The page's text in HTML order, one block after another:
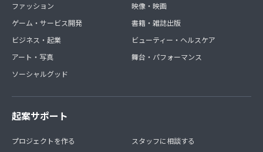
ファッション
ゲーム・サービス開発
ビジネス・起業
アート・写真
ソーシャルグッド
映像・映画
書籍・雑誌出版
ビューティー・ヘルスケア
舞台・パフォーマンス
起案サポート
プロジェクトを作る
スタッフに相談する